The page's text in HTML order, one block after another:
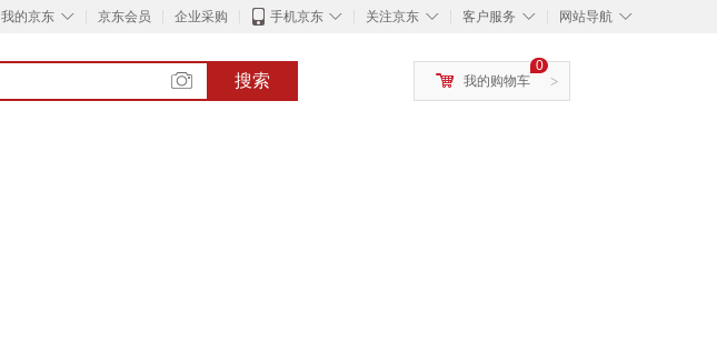
◇
我的京东 京东会员 企业采购 ◇
手机京东 ◇
关注京东 ◇
客户服务 ◇
网站导航
搜索 >
0
我的购物车